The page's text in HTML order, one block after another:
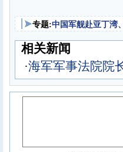
专题:中国军舰赴亚丁湾
相关新闻
·海军军事法院院